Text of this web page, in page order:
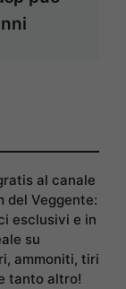
al canale
del Veggente:
esclusivi e in
su
ammoniti, tiri
tanto altro!